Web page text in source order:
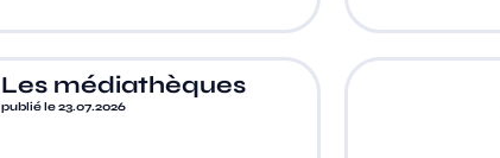
Les médiathèques
publié le 23.07.2026